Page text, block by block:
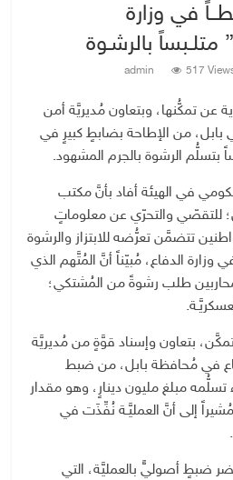
في وزارة
متلـبساً بالرشـوة
admin 517
عن تمكُّنها، وبتعاون مُديريَّة أمن
بابل، من الإطاحة بضابطٍ كبيرٍ في
بتسلُّم الرشوة بالجرم المشهود.
في الهيئة أفاد بأنَّ مكتب
للتقصّي والتحرّي عن معلوماتٍ
تتضمَّن تعرُّضه للابتزاز والرشوة
الدفاع، مُبيّناً أنَّ المُتَّهم الذي
طلب رشوةً من المُشتكي؛
بتعاون وإسناد قوَّةٍ من مُديريَّة
في مُحافظة بابل، من ضبط
تسلُّمه مبلغ مليون دينارٍ، وهو مقدار
إلى أنَّ العمليَّـة نُفِّذَت في
ضبطٍ أصوليٍّ بالعمليَّة، التي